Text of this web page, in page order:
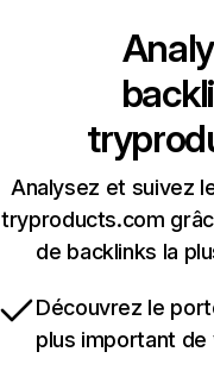
Analysez et suivez
tryproducts.com
de backlinks la
Découvrez le
plus important de